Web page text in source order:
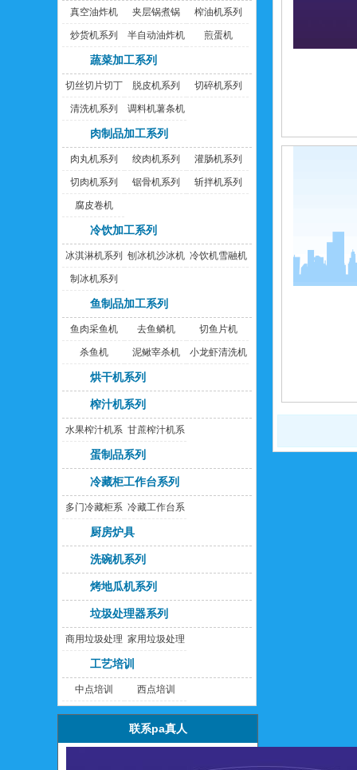
真空油炸机 夹层锅煮锅 榨油机系列
炒货机系列 半自动油炸机 煎蛋机
蔬菜加工系列
切丝切片切丁
机
脱皮机系列 切碎机系列
清洗机系列 调料机薯条机
肉制品加工系列
肉丸机系列 绞肉机系列 灌肠机系列
切肉机系列 锯骨机系列 斩拌机系列
腐皮卷机
冷饮加工系列
冰淇淋机系列 刨冰机沙冰机 冷饮机雪融机
制冰机系列
鱼制品加工系列
鱼肉采鱼机 去鱼鳞机 切鱼片机
杀鱼机 泥鳅宰杀机 小龙虾清洗机
烘干机系列
榨汁机系列
水果榨汁机系
列
甘蔗榨汁机系
蛋制品系列
冷藏柜工作台系列
多门冷藏柜系
列
冷藏工作台系
厨房炉具
洗碗机系列
烤地瓜机系列
垃圾处理器系列
商用垃圾处理
器
家用垃圾处理
工艺培训
中点培训 西点培训
联系pa真人